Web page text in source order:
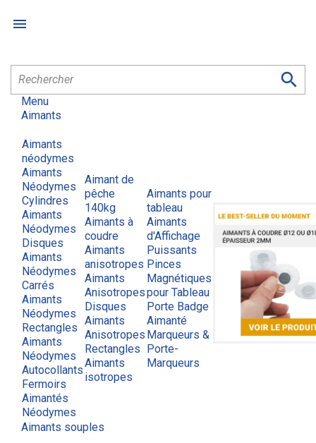


Menu
Aimants
Aimants
néodymes
Aimants
Néodymes
Cylindres
Aimants
Néodymes
Disques
Aimants
Néodymes
Carrés
Aimants
Néodymes
Rectangles
Aimants
Néodymes
Autocollants
Fermoirs
Aimantés
Néodymes
Aimant de
pêche
140kg
Aimants à
coudre
Aimants
anisotropes
Aimants
Anisotropes
Disques
Aimants
Anisotropes
Rectangles
Aimants
isotropes
Aimants pour
tableau
Aimants
d'Affichage
Puissants
Pinces
Magnétiques
pour Tableau
Porte Badge
Aimanté
Marqueurs &
Porte-
Marqueurs
Aimants souples